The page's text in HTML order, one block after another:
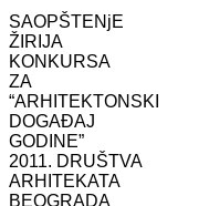
SAOPŠTENjE
ŽIRIJA
KONKURSA
ZA
“ARHITEKTONSKI
DOGAĐAJ
GODINE”
2011. DRUŠTVA
ARHITEKATA
BEOGRADA